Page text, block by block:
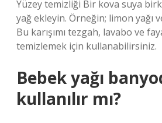
Yüzey temizliği Bir kova suya
yağ ekleyin. Örneğin; limon yağı
Bu karışımı tezgah, lavabo ve
temizlemek için kullanabilirsiniz.
Bebek yağı
kullanılır mı?